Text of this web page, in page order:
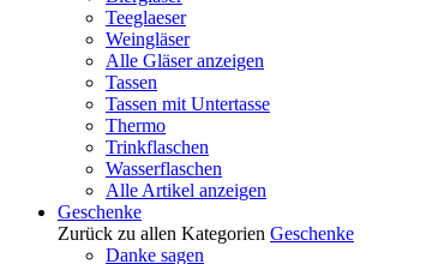
Teeglaeser
Weingläser
Alle Gläser anzeigen
Tassen
Tassen mit Untertasse
Thermo
Trinkflaschen
Wasserflaschen
Alle Artikel anzeigen
Geschenke
Zurück zu allen Kategorien Geschenke
Danke sagen